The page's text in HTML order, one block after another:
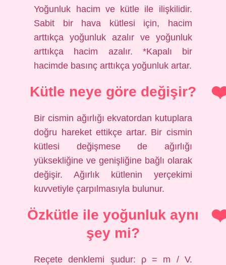
Yoğunluk hacim ve kütle ile ilişkilidir.
Sabit bir hava kütlesi için, hacim
arttıkça yoğunluk azalır ve yoğunluk
arttıkça hacim azalır. *Kapalı bir
hacimde basınç arttıkça yoğunluk artar.
Kütle neye göre değişir?
Bir cismin ağırlığı ekvatordan kutuplara
doğru hareket ettikçe artar. Bir cismin
kütlesi değişmese de ağırlığı
yüksekliğine ve genişliğine bağlı olarak
değişir. Ağırlık kütlenin yerçekimi
kuvvetiyle çarpılmasıyla bulunur.
Özkütle ile yoğunluk aynı
şey mi?
Reçete denklemi şudur: ρ = m / V.